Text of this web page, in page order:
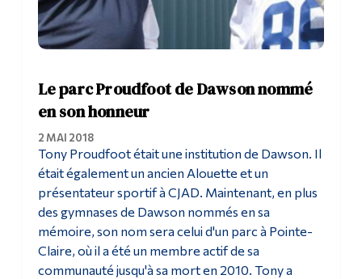
Le parc Proudfoot de Dawson nommé
en son honneur
2 MAI 2018
Tony Proudfoot était une institution de Dawson. Il
était également un ancien Alouette et un
présentateur sportif à CJAD. Maintenant, en plus
des gymnases de Dawson nommés en sa
mémoire, son nom sera celui d'un parc à Pointe-
Claire, où il a été un membre actif de sa
communauté jusqu'à sa mort en 2010. Tony a
La vie à Dawson
personnel administratif
Diplômé·es et visiteur·euses